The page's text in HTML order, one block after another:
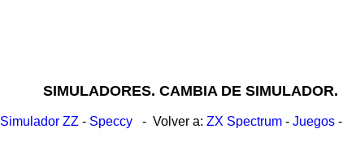
SIMULADORES. CAMBIA DE SIMULADOR.
Simulador ZZ - Speccy - Volver a: ZX Spectrum - Juegos -